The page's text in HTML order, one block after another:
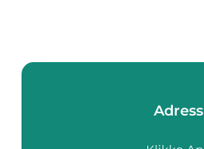
Adress